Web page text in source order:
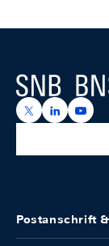
Logo
https://https://
Postanschrift